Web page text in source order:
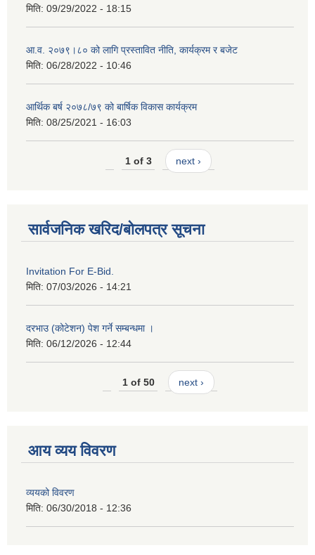
मिति: 09/29/2022 - 18:15
आ.व. २०७९।८० को लागि प्रस्तावित नीति, कार्यक्रम र बजेट
मिति: 06/28/2022 - 10:46
आर्थिक बर्ष २०७८/७९ को बार्षिक विकास कार्यक्रम
मिति: 08/25/2021 - 16:03
1 of 3 next ›
सार्वजनिक खरिद/बोलपत्र सूचना
Invitation For E-Bid.
मिति: 07/03/2026 - 14:21
दरभाउ (कोटेशन) पेश गर्ने सम्बन्धमा ।
मिति: 06/12/2026 - 12:44
1 of 50 next ›
आय व्यय विवरण
व्ययको विवरण
मिति: 06/30/2018 - 12:36